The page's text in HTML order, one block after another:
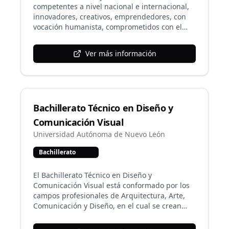
estudiantes, acorde a las exigencias actuales
del mercado laboral, ofreciéndoles un
panorama más amplio de superación
académica y economía.
competentes a nivel nacional e internacional,
innovadores, creativos, emprendedores, con
vocación humanista, comprometidos con el
valores universitarios, capaces de incorporarse
con éxito al nivel superior y al mundo laboral
Ver más información
Bachillerato Técnico en Diseño y
Comunicación Visual
Universidad Autónoma de Nuevo León
Bachillerato
El Bachillerato Técnico en Diseño y
Comunicación Visual está conformado por los
campos profesionales de Arquitectura, Arte,
Comunicación y Diseño, en el cual se crean
representación de la realidad, se establecen